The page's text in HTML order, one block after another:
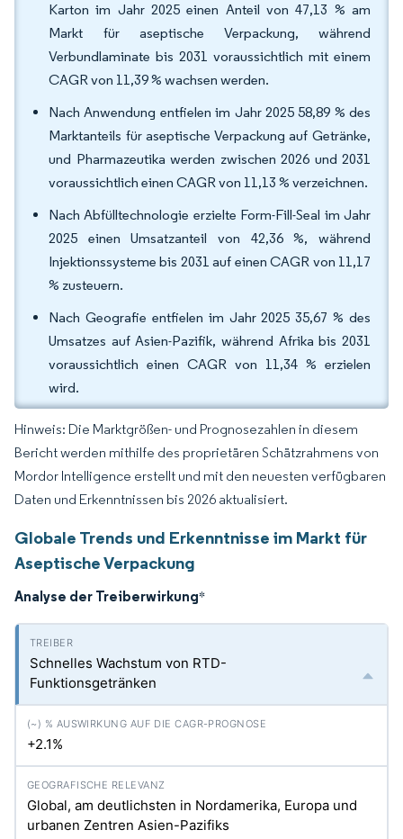
Karton im Jahr 2025 einen Anteil von 47,13 % am
Markt für aseptische Verpackung, während
Verbundlaminate bis 2031 voraussichtlich mit einem
CAGR von 11,39 % wachsen werden.
Nach Anwendung entfielen im Jahr 2025 58,89 % des
Marktanteils für aseptische Verpackung auf Getränke,
und Pharmazeutika werden zwischen 2026 und 2031
voraussichtlich einen CAGR von 11,13 % verzeichnen.
Nach Abfülltechnologie erzielte Form-Fill-Seal im Jahr
2025 einen Umsatzanteil von 42,36 %, während
Injektionssysteme bis 2031 auf einen CAGR von 11,17
% zusteuern.
Nach Geografie entfielen im Jahr 2025 35,67 % des
Umsatzes auf Asien-Pazifik, während Afrika bis 2031
voraussichtlich einen CAGR von 11,34 % erzielen
wird.
Hinweis: Die Marktgrößen- und Prognosezahlen in diesem
Bericht werden mithilfe des proprietären Schätzrahmens von
Mordor Intelligence erstellt und mit den neuesten verfügbaren
Daten und Erkenntnissen bis 2026 aktualisiert.
Globale Trends und Erkenntnisse im Markt für
Aseptische Verpackung
Analyse der Treiberwirkung*
Schnelles Wachstum von RTD-
Funktionsgetränken
+2.1%
Global, am deutlichsten in Nordamerika, Europa und
urbanen Zentren Asien-Pazifiks